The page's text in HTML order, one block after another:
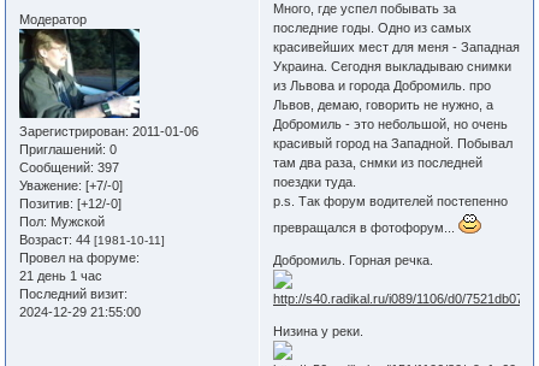
Модератор
Зарегистрирован: 2011-01-06
Приглашений: 0
Сообщений: 397
Уважение: [+7/-0]
Позитив: [+12/-0]
Пол: Мужской
Возраст: 44[1981-10-11]
Провел на форуме:
21 день 1 час
Последний визит:
2024-12-29 21:55:00
Много, где успел побывать за
последние годы. Одно из самых
красивейших мест для меня - Западная
Украина. Сегодня выкладываю снимки
из Львова и города Добромиль. про
Львов, демаю, говорить не нужно, а
Добромиль - это небольшой, но очень
красивый город на Западной. Побывал
там два раза, снмки из последней
поездки туда.
p.s. Так форум водителей постепенно
превращался в фотофорум...
Добромиль. Горная речка.
Низина у реки.